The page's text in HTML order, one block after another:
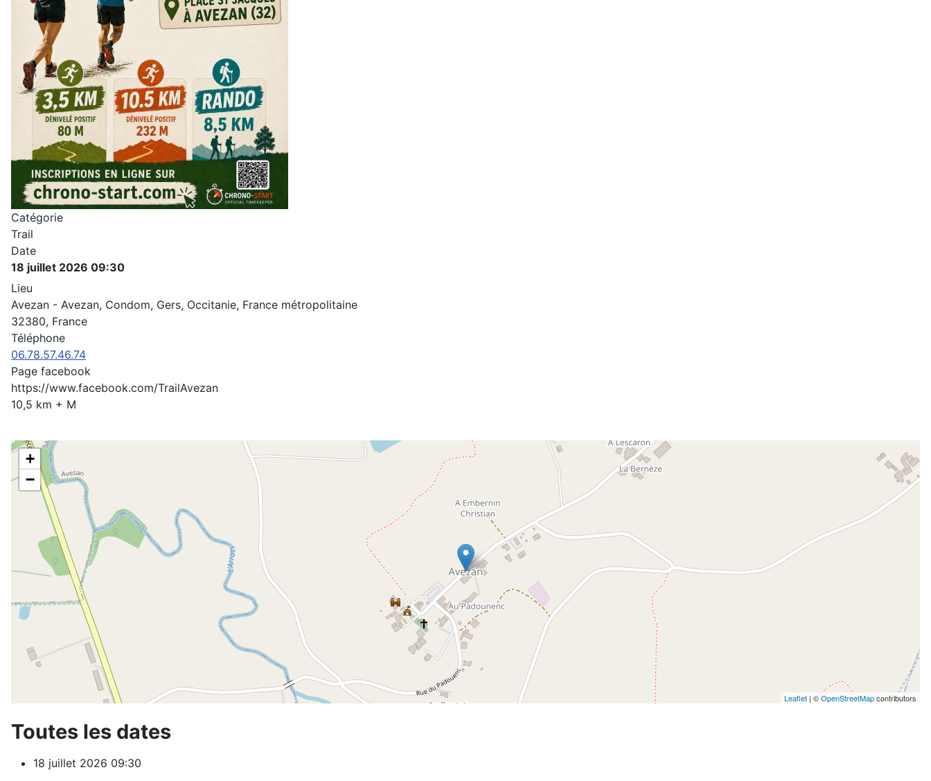
Catégorie
Trail
Date
18 juillet 2026 09:30
Lieu
Avezan - Avezan, Condom, Gers, Occitanie, France métropolitaine
32380, France
Téléphone
06.78.57.46.74
Page facebook
https://www.facebook.com/TrailAvezan
10,5 km + M
+
−
Leaflet| ©OpenStreetMapcontributors
Toutes les dates
18 juillet 2026 09:30